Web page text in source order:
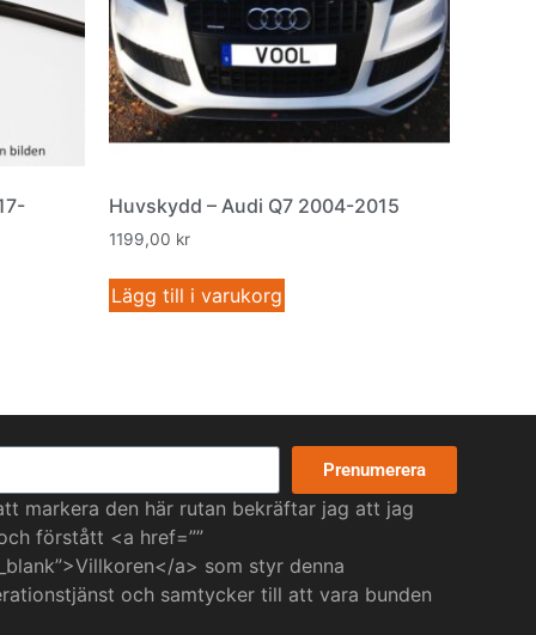
Huvskydd – Audi Q7 2004-2015
1199,00 kr
Lägg till i varukorg
Prenumerera
markera den här rutan bekräftar jag att jag
förstått <a href=””
a> som styr denna
och samtycker till att vara bunden